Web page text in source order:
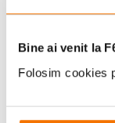
Bine ai venit la
Folosim cookies